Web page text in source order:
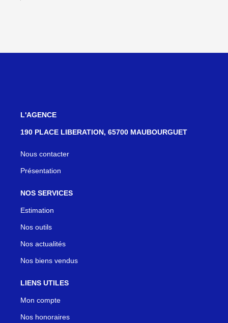
L'AGENCE
190 PLACE LIBERATION, 65700 MAUBOURGUET
Nous contacter
Présentation
NOS SERVICES
Estimation
Nos outils
Nos actualités
Nos biens vendus
LIENS UTILES
Mon compte
Nos honoraires